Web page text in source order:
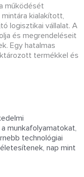
működését
kialakított,
logisztikai vállalat. A
és megrendeléseit
Egy hatalmas
termékkel és
munkafolyamatokat,
technológiai
nap mint